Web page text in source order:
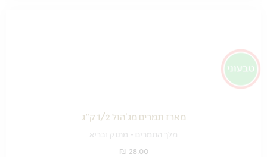
מארז תמרים מג’הול 1/2 ק"ג
מלך התמרים - מתוק ובריא
₪ 28.00